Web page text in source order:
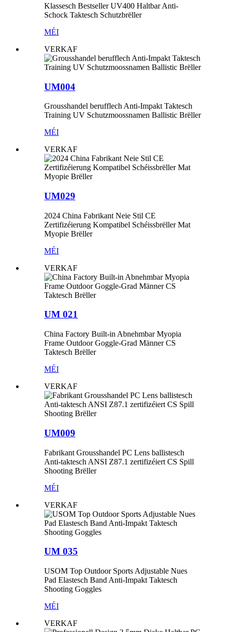
Klassesch Bestseller UV400 Haltbar Anti-
Schock Taktesch Schutzbrëller
MÉI
VERKAF
UM004
Grousshandel berufflech Anti-Impakt Taktesch
Training UV Schutzmoossnamen Ballistic Brëller
MÉI
VERKAF
UM029
2024 China Fabrikant Neie Stil CE
Zertifizéierung Kompatibel Schéissbrëller Mat
Myopie Brëller
MÉI
VERKAF
UM 021
China Factory Built-in Abnehmbar Myopia
Frame Outdoor Goggle-Grad Männer CS
Taktesch Brëller
MÉI
VERKAF
UM009
Fabrikant Grousshandel PC Lens ballistesch
Anti-taktesch ANSI Z87.1 zertifizéiert CS Spill
Shooting Brëller
MÉI
VERKAF
UM 035
USOM Top Outdoor Sports Adjustable Nues
Pad Elastesch Band Anti-Impakt Taktesch
Shooting Goggles
MÉI
VERKAF